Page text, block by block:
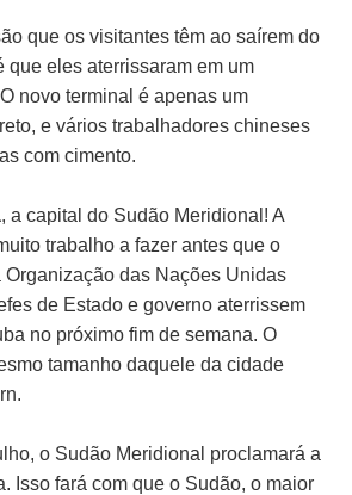
que os visitantes têm ao saírem do
que eles aterrissaram em um
novo terminal é apenas um
e vários trabalhadores chineses
com cimento.
, a capital do Sudão Meridional! A
trabalho a fazer antes que o
Organização das Nações Unidas
de Estado e governo aterrissem
no próximo fim de semana. O
tamanho daquele da cidade
o Sudão Meridional proclamará a
Isso fará com que o Sudão, o maior